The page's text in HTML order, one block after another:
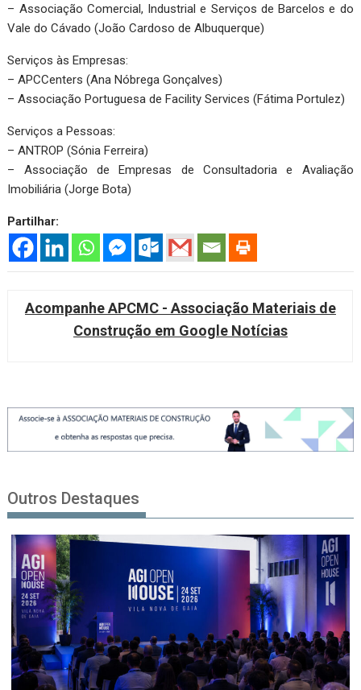
– Associação Comercial, Industrial e Serviços de Barcelos e do
Vale do Cávado (João Cardoso de Albuquerque)
Serviços às Empresas:
– APCCenters (Ana Nóbrega Gonçalves)
– Associação Portuguesa de Facility Services (Fátima Portulez)
Serviços a Pessoas:
– ANTROP (Sónia Ferreira)
– Associação de Empresas de Consultadoria e Avaliação
Imobiliária (Jorge Bota)
Partilhar:
Acompanhe APCMC - Associação Materiais de
Construção em Google Notícias
Outros Destaques